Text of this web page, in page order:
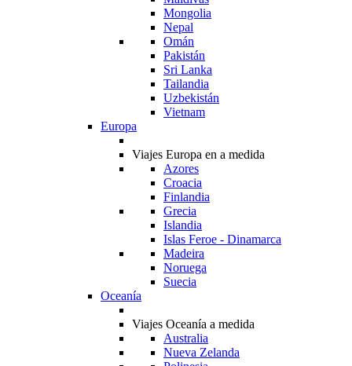
Mongolia
Nepal
Omán
Pakistán
Sri Lanka
Tailandia
Uzbekistán
Vietnam
Europa
Viajes Europa en a medida
Azores
Croacia
Finlandia
Grecia
Islandia
Islas Feroe - Dinamarca
Madeira
Noruega
Suecia
Oceanía
Viajes Oceanía a medida
Australia
Nueva Zelanda